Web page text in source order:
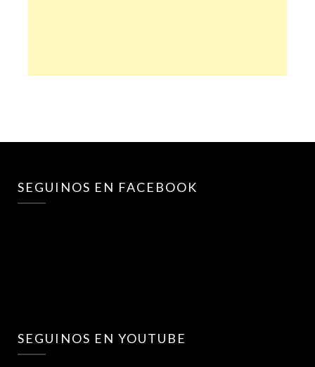
SEGUINOS EN FACEBOOK
SEGUINOS EN YOUTUBE